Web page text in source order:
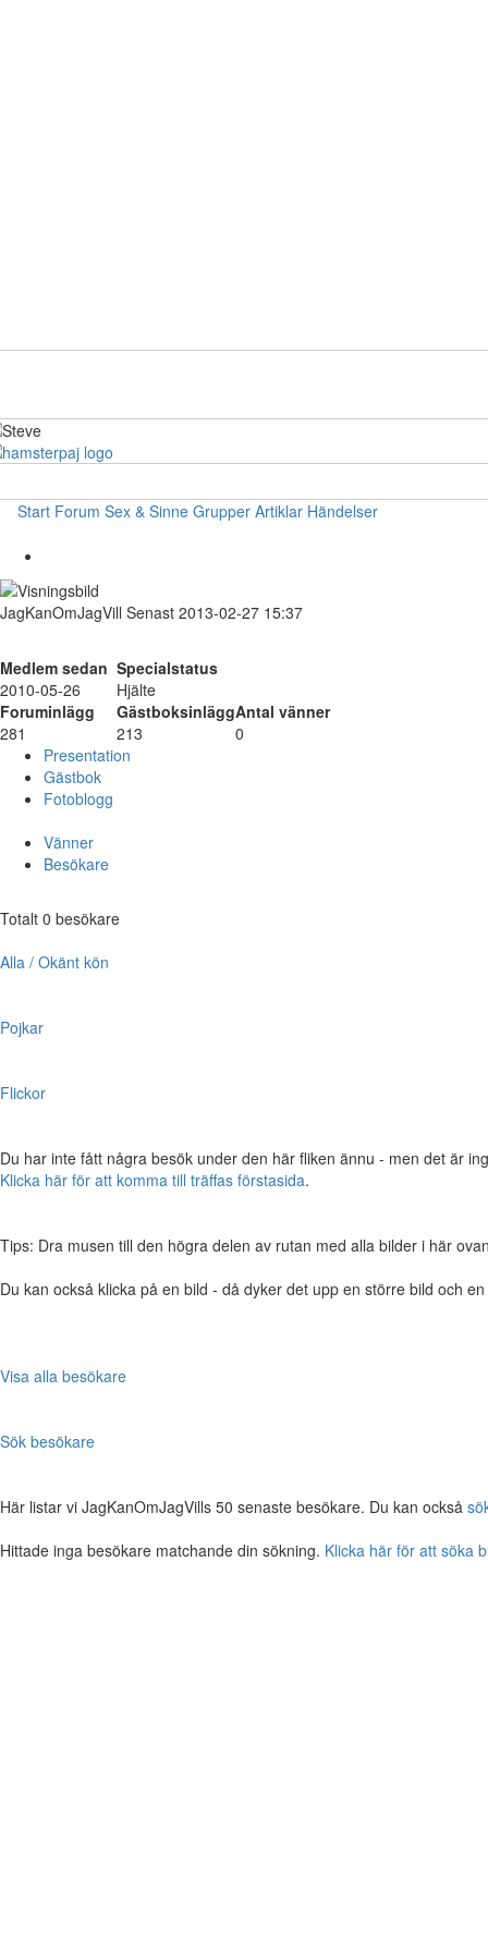
Start Forum Sex & Sinne Grupper Artiklar Händelser
JagKanOmJagVill Senast 2013-02-27 15:37
Medlem sedan Specialstatus
2010-05-26
Hjälte
Foruminlägg
GästboksinläggAntal vänner
281
213
0
Presentation
Gästbok
Fotoblogg
Vänner
Besökare
Totalt 0 besökare
Alla / Okänt kön
Pojkar
Flickor
Du har inte fått några besök under den här fliken ännu - men det är
Klicka här för att komma till träffas förstasida.
Tips: Dra musen till den högra delen av rutan med alla bilder i här
Du kan också klicka på en bild - då dyker det upp en större bild och
Visa alla besökare
Sök besökare
Här listar vi JagKanOmJagVills 50 senaste besökare. Du kan också
Hittade inga besökare matchande din sökning. Klicka här för att söka